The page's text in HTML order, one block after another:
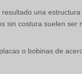
una
sin costura suelen ser
o bobinas de